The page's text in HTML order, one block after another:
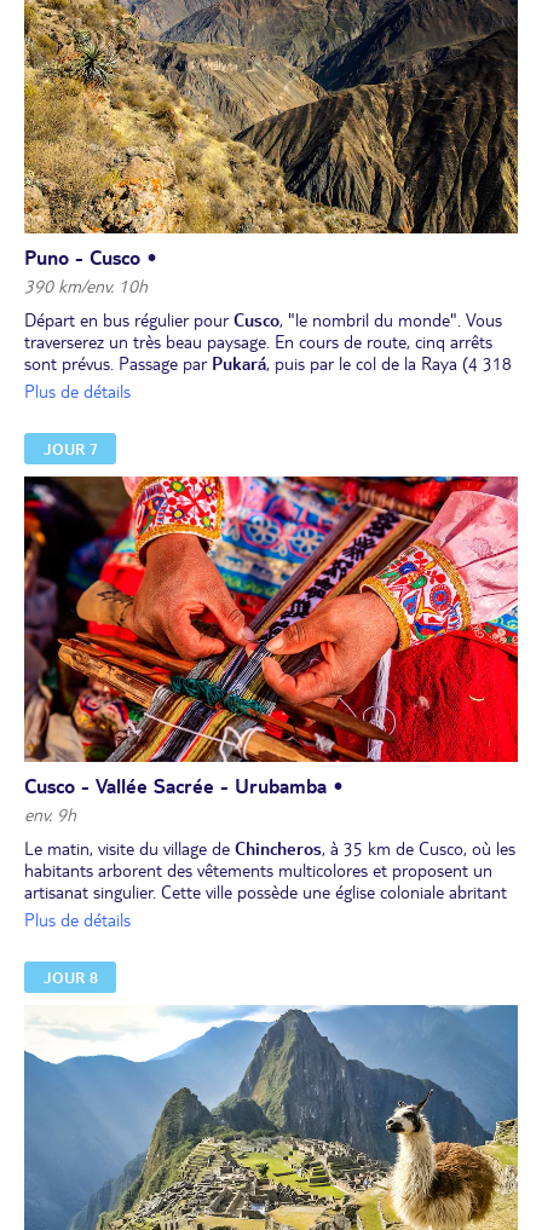
Puno - Cusco •
390 km/env. 10h
Départ en bus régulier pourCusco, "le nombril du monde". Vous
traverserez un très beau paysage. En cours de route, cinq arrêts
sont prévus. Passage par Pukará, puis par le col de la Raya (4 318
m) qui marque la séparation entre les départements de Cusco et
Déjeuner àSicuani
Vous visiterez le temple de
pèlerinage, et la très belleéglise d'Andahuaylillasdatant du 17e
siècle. Arrivée en fin d’après-midi à la plus belle ville du pays :
Cusco.
Installation pour 1 nuit à votre hôtel.
Dîner folklorique avec musique et danses andines.Retour à
l’hôtel pour la nuit.
Plus de détails
JOUR 7
Cusco - Vallée Sacrée - Urubamba •
env. 9h
Le matin, visite du village de Chincheros, à 35 km de Cusco, où les
habitants arborent des vêtements multicolores et proposent un
artisanat singulier. Cette ville possède une église coloniale abritant
un sublime retable baroque. Poursuite vers la
capitale des Indiens du Pérou.
Célébration dans la vallée de la "Pacha Mama" (La Terre Mère).
Dîner et nuit à votre hôtel.
Plus de détails
JOUR 8